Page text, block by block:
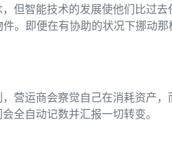
但智能技术的发展使他们比过
。即便在有协助的状况下挪动
营运商会察觉自己在消耗资产
全自动记数并汇报一切转变。